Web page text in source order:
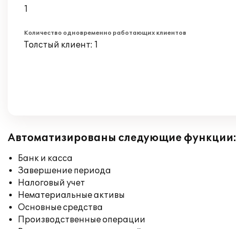
1
Количество одновременно работающих клиентов
Толстый клиент: 1
Автоматизированы следующие функции:
Банк и касса
Завершение периода
Налоговый учет
Нематериальные активы
Основные средства
Производственные операции